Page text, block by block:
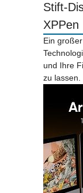
Stift-
XPPen
Ein
und Ihre
zu lassen.